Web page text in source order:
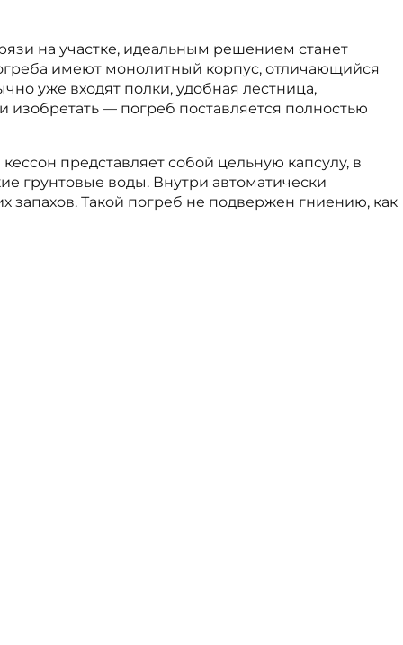
на участке, идеальным решением станет
имеют монолитный корпус, отличающийся
уже входят полки, удобная лестница,
— погреб поставляется полностью
представляет собой цельную капсулу, в
грунтовые воды. Внутри автоматически
запахов. Такой погреб не подвержен гниению, как